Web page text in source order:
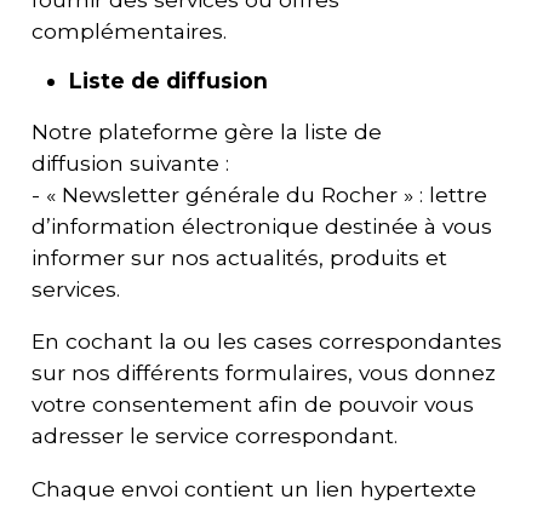
complémentaires.
Liste de diffusion
Notre plateforme gère la liste de
diffusion suivante :
- « Newsletter générale du Rocher » : lettre
d’information électronique destinée à vous
informer sur nos actualités, produits et
services.
En cochant la ou les cases correspondantes
sur nos différents formulaires, vous donnez
votre consentement afin de pouvoir vous
adresser le service correspondant.
Chaque envoi contient un lien hypertexte